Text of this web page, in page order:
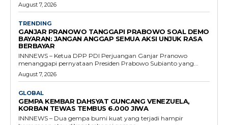
August 7, 2026
TRENDING
GANJAR PRANOWO TANGGAPI PRABOWO SOAL DEMO
BAYARAN: JANGAN ANGGAP SEMUA AKSI UNJUK RASA
BERBAYAR
INNNEWS – Ketua DPP PDI Perjuangan Ganjar Pranowo
menanggapi pernyataan Presiden Prabowo Subianto yang...
August 7, 2026
GLOBAL
GEMPA KEMBAR DAHSYAT GUNCANG VENEZUELA,
KORBAN TEWAS TEMBUS 6.000 JIWA
INNNEWS – Dua gempa bumi kuat yang terjadi hampir